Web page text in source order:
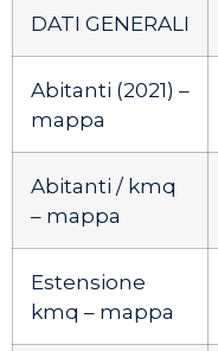
DATI GENERALI
Abitanti (2021) –
mappa
Abitanti / kmq
– mappa
Estensione
kmq – mappa